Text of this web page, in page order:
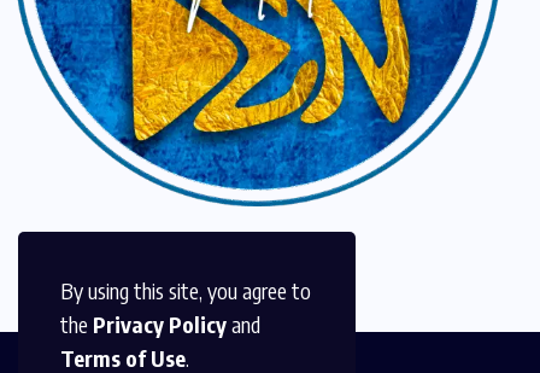
By using this site, you agree to
the Privacy Policyand
Terms of Use.